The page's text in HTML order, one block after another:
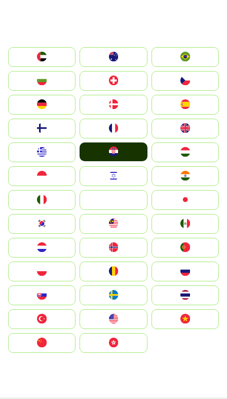
الإمارات العربية المتحدة
Switzerland
Deutschland
United Kingdom
Magyarország
South Korea
United States
中國香港特別行政區